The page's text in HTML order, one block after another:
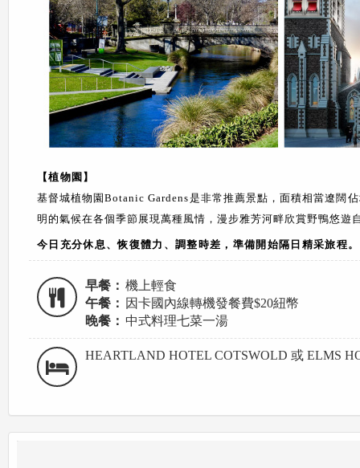
【植物園】
基督城植物園Botanic Gardens是非常推薦景點，面積相當遼闊
明的氣候在各個季節展現萬種風情，漫步雅芳河畔欣賞野鴨悠遊
今日充分休息、恢復體力、調整時差，準備開始隔日精采旅程。
早餐： 機上輕食
午餐： 因卡國內線轉機發餐費$20紐幣
晚餐： 中式料理七菜一湯
HEARTLAND HOTEL COTSWOLD 或 ELMS